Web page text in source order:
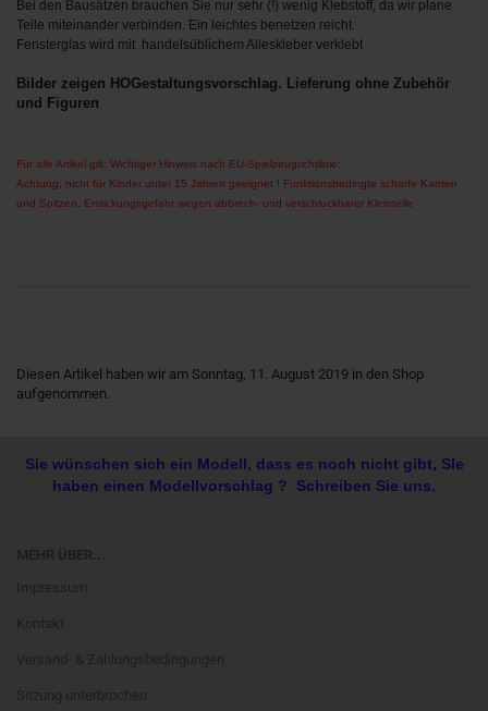
Bei den Bausätzen brauchen Sie nur sehr (!) wenig Klebstoff, da wir plane
Teile miteinander verbinden. Ein leichtes benetzen reicht.
Fensterglas wird mit handelsüblichem Alleskleber verklebt
Bilder zeigen HOGestaltungsvorschlag. Lieferung ohne Zubehör
und Figuren
Für alle Artikel gilt: Wichtiger Hinweis nach EU-Spielzeugrichtlinie:
Achtung, nicht für Kinder unter 15 Jahren geeignet ! Funktionsbedingte scharfe Kanten
und Spitzen. Erstickungsgefahr wegen abbrech- und verschluckbarer Kleinteile
Diesen Artikel haben wir am Sonntag, 11. August 2019 in den Shop
aufgenommen.
Sie wünschen sich ein Modell, dass es noch nicht gibt, SIe
haben einen Modellvorschlag ? Schreiben Sie uns.